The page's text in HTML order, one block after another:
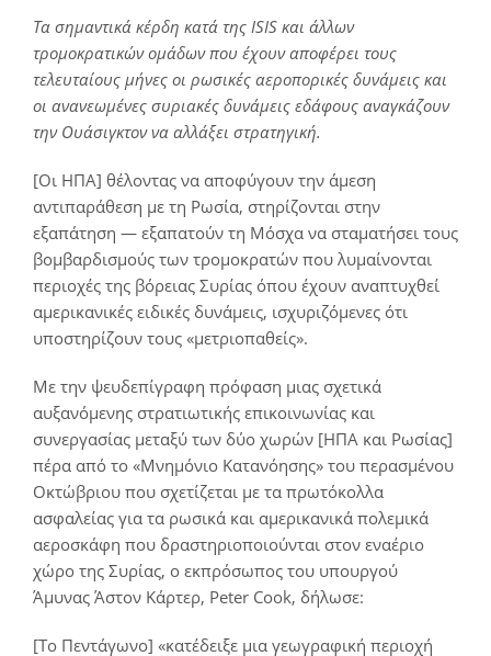
Τα σημαντικά κέρδη κατά της ISIS και άλλων
τρομοκρατικών ομάδων που έχουν αποφέρει τους
τελευταίους μήνες οι ρωσικές αεροπορικές δυνάμεις και
οι ανανεωμένες συριακές δυνάμεις εδάφους αναγκάζουν
την Ουάσιγκτον να αλλάξει στρατηγική.
[Οι ΗΠΑ] θέλοντας να αποφύγουν την άμεση
αντιπαράθεση με τη Ρωσία, στηρίζονται στην
εξαπάτηση — εξαπατούν τη Μόσχα να σταματήσει τους
βομβαρδισμούς των τρομοκρατών που λυμαίνονται
περιοχές της βόρειας Συρίας όπου έχουν αναπτυχθεί
αμερικανικές ειδικές δυνάμεις, ισχυριζόμενες ότι
υποστηρίζουν τους «μετριοπαθείς».
Με την ψευδεπίγραφη πρόφαση μιας σχετικά
αυξανόμενης στρατιωτικής επικοινωνίας και
συνεργασίας μεταξύ των δύο χωρών [ΗΠΑ και Ρωσίας]
πέρα ​​από το «Μνημόνιο Κατανόησης» του περασμένου
Οκτώβριου που σχετίζεται με τα πρωτόκολλα
ασφαλείας για τα ρωσικά και αμερικανικά πολεμικά
αεροσκάφη που δραστηριοποιούνται στον εναέριο
χώρο της Συρίας, ο εκπρόσωπος του υπουργού
Άμυνας Άστον Κάρτερ, Peter Cook, δήλωσε:
[Το Πεντάγωνο] «κατέδειξε μια γεωγραφική περιοχή